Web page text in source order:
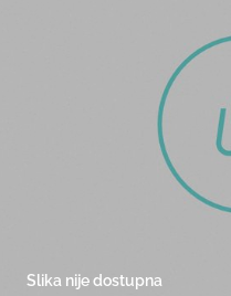
Slika nije dostupna